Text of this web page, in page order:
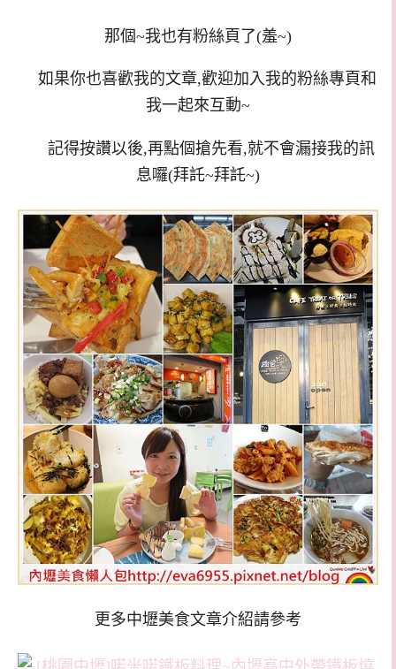
那個~我也有粉絲頁了(羞~)
如果你也喜歡我的文章,歡迎加入我的粉絲專頁和
我一起來互動~
記得按讚以後,再點個搶先看,就不會漏接我的訊
息囉(拜託~拜託~)
更多中壢美食文章介紹請參考